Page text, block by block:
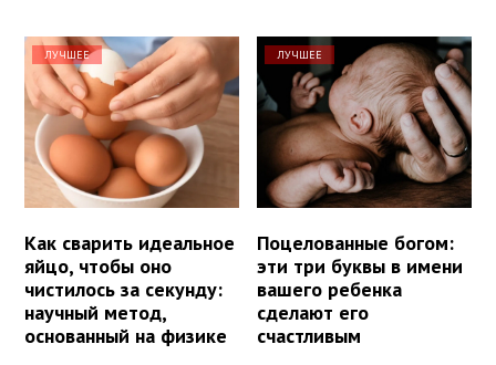
ЛУЧШЕЕ
Как сварить идеальное
яйцо, чтобы оно
чистилось за секунду:
научный метод,
основанный на физике
ЛУЧШЕЕ
Поцелованные богом:
эти три буквы в имени
вашего ребенка
сделают его
счастливым